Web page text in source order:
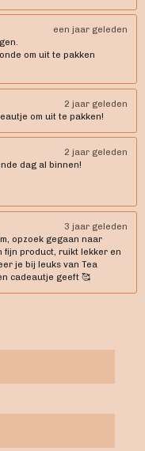
een jaar geleden
om uit te pakken
2 jaar geleden
om uit te pakken!
2 jaar geleden
dag al binnen!
3 jaar geleden
opzoek gegaan naar
fijn product, ruikt lekker en
je bij leuks van Tea
cadeautje geeft 🥰